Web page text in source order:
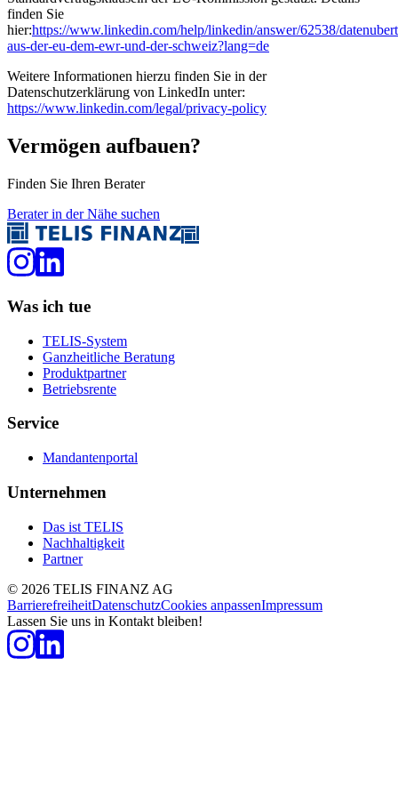
finden Sie
hier:https://www.linkedin.com/help/linkedin/answer/62538/
aus-der-eu-dem-ewr-und-der-schweiz?lang=de
Weitere Informationen hierzu finden Sie in der
Datenschutzerklärung von LinkedIn unter:
https://www.linkedin.com/legal/privacy-policy
Vermögen aufbauen?
Finden Sie Ihren Berater
Berater in der Nähe suchen
Was ich tue
TELIS-System
Ganzheitliche Beratung
Produktpartner
Betriebsrente
Service
Mandantenportal
Unternehmen
Das ist TELIS
Nachhaltigkeit
Partner
© 2026 TELIS FINANZ AG
BarrierefreiheitDatenschutzCookies anpassenImpressum
Lassen Sie uns in Kontakt bleiben!